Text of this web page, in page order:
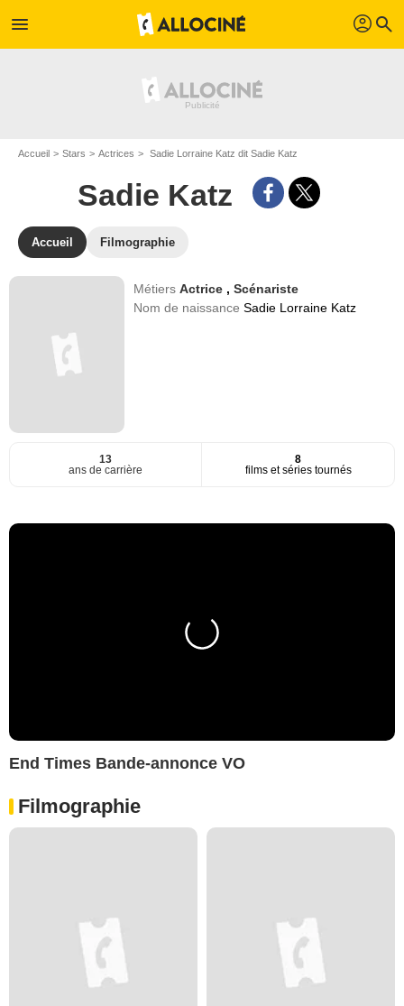
menu profil search
Accueil Stars Actrices Sadie Lorraine Katz dit Sadie Katz
Sadie Katz
Accueil Filmographie
MétiersActrice ,Scénariste
Nom de naissanceSadie Lorraine Katz
13
ans de carrière
8
films et séries tournés
End Times Bande-annonce VO
Filmographie